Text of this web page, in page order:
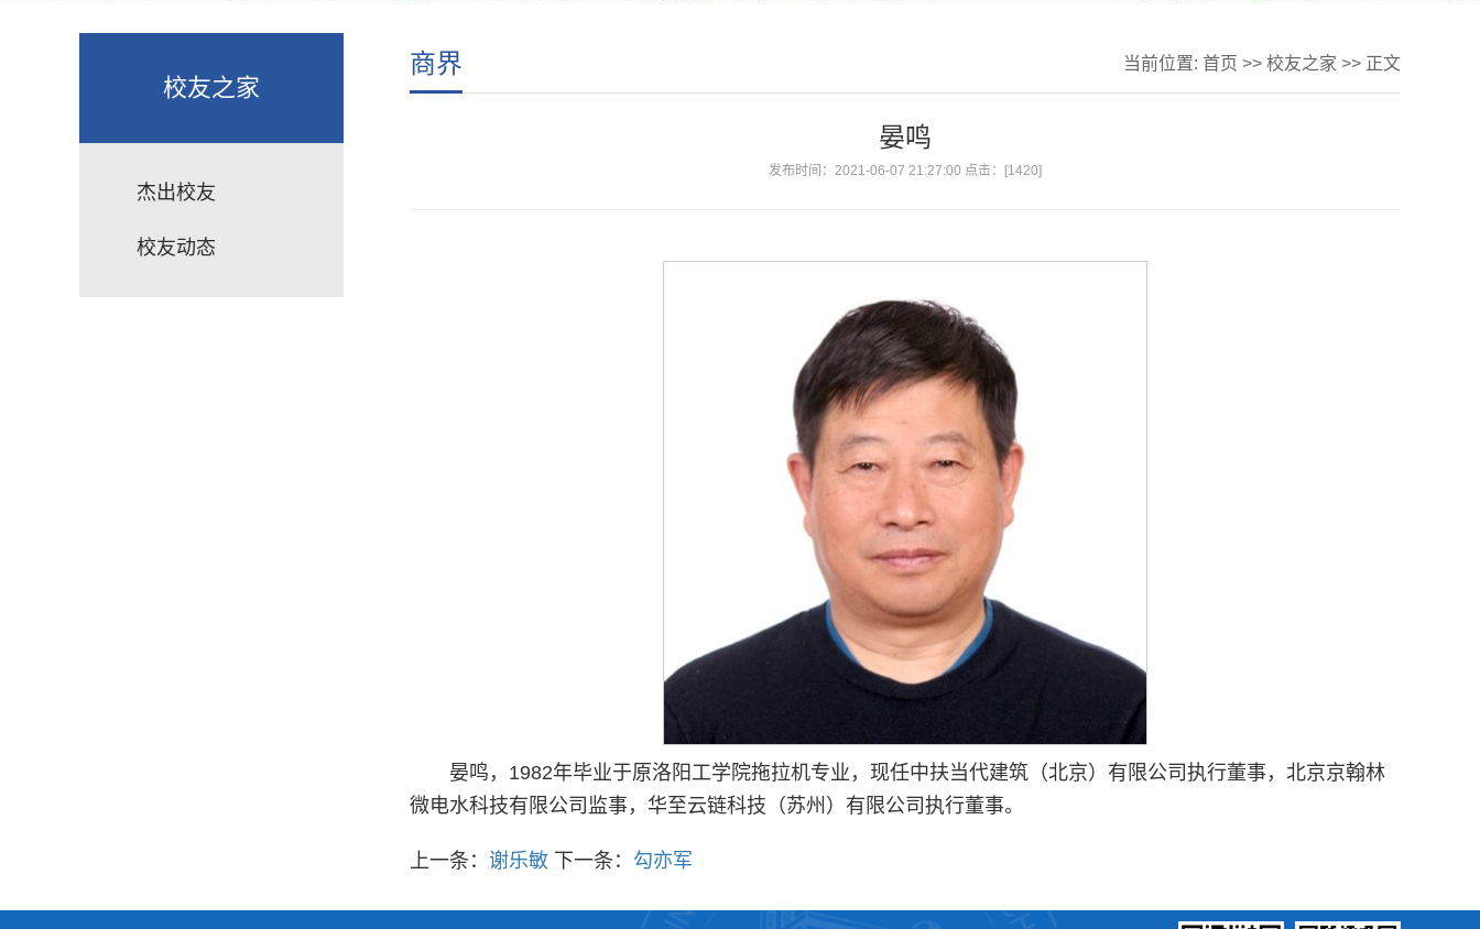
校友之家
杰出校友
校友动态
商界 当前位置: 首页 >> 校友之家 >> 正文
晏鸣
发布时间：2021-06-07 21:27:00 点击：[1420]
晏鸣，1982年毕业于原洛阳工学院拖拉机专业，现任中扶当代建筑（北京）有限公司执行董事，北京京翰林
微电水科技有限公司监事，华至云链科技（苏州）有限公司执行董事。
上一条： 谢乐敏 下一条： 勾亦军